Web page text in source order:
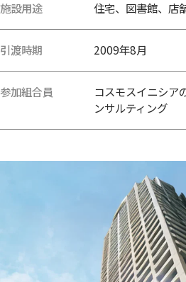
施設用途 住宅、図書館、店
引渡時期 2009年8月
参加組合員
コスモスイニシ
ンサルティング